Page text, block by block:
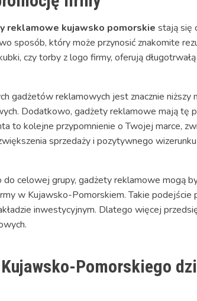
reklamowe kujawsko pomorskie stają się
sposób, który może przynosić znakomite
czy torby z logo firmy, oferują
gadżetów reklamowych jest znacznie niższy
Dodatkowo, gadżety reklamowe mają tę
to kolejne przypomnienie o Twojej marce,
sprzedaży i pozytywnego
celowej grupy, gadżety reklamowe mogą
w Kujawsko-Pomorskiem. Takie podejście
inwestycyjnym. Dlatego więcej
Pomorskiego